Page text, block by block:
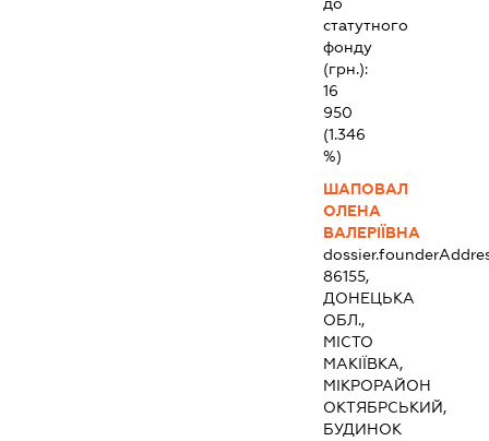
до
статутного
фонду
(грн.):
16
950
(1.346
%)
ШАПОВАЛ
ОЛЕНА
ВАЛЕРІЇВНА
86155,
ДОНЕЦЬКА
ОБЛ.,
МІСТО
МАКІЇВКА,
МІКРОРАЙОН
ОКТЯБРСЬКИЙ,
БУДИНОК